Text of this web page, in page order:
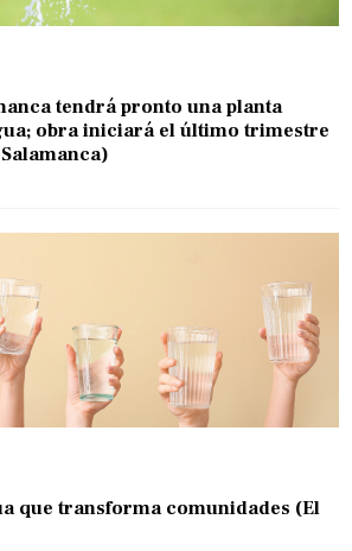
tendrá pronto una planta
obra iniciará el último trimestre
que transforma comunidades (El